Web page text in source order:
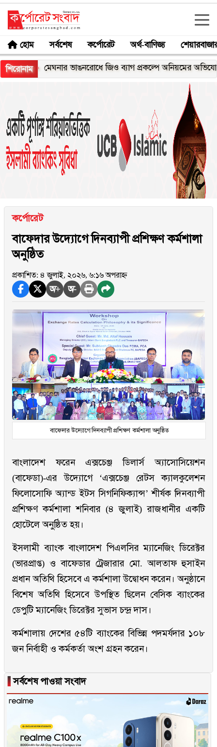
হোম সর্বশেষ কর্পোরেট অর্থ-বাণিজ্য
শিরোনাম
মেঘনার ভাঙনরোধে জিও ব্যাগ প্রকল্পে অনিয়মের অভিযোগ,
কর্পোরেট
বাফেদার উদ্যোগে দিনব্যাপী প্রশিক্ষণ কর্মশালা
অনুষ্ঠিত
প্রকাশিত: ৪ জুলাই, ২০২৬, ৬:১৬ অপরাহ্ন
অ+ অ-
বাফেদার উদ্যোগে দিনব্যাপী প্রশিক্ষণ কর্মশালা অনুষ্ঠিত
বাংলাদেশ ফরেন এক্সচেঞ্জ ডিলার্স অ্যাসোসিয়েশন
(বাফেডা)-এর উদ্যোগে ‘এক্সচেঞ্জ রেটস ক্যালকুলেশন
ফিলোসোফি অ্যান্ড ইটস সিগনিফিক্যান্স’ শীর্ষক দিনব্যাপী
প্রশিক্ষণ কর্মশালা শনিবার (৪ জুলাই) রাজধানীর একটি
হোটেলে অনুষ্ঠিত হয়।
ইসলামী ব্যাংক বাংলাদেশ পিএলসির ম্যানেজিং ডিরেক্টর
(ভারপ্রাপ্ত) ও বাফেডার ট্রেজারার মো. আলতাফ হুসাইন
প্রধান অতিথি হিসেবে এ কর্মশালা উদ্বোধন করেন। অনুষ্ঠানে
বিশেষ অতিথি হিসেবে উপস্থিত ছিলেন বেসিক ব্যাংকের
ডেপুটি ম্যানেজিং ডিরেক্টর সুভাস চন্দ্র দাস।
কর্মশালায় দেশের ৫৪টি ব্যাংকের বিভিন্ন পদমর্যদার ১০৮
জন নির্বাহী ও কর্মকর্তা অংশ গ্রহন করেন।
▐সর্বশেষ পাওয়া সংবাদ